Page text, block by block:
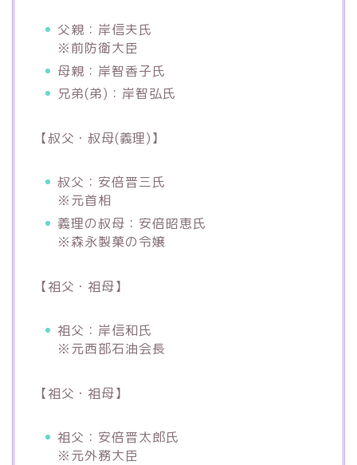
父親：岸信夫氏
※前防衛大臣
母親：岸智香子氏
兄弟(弟)：岸智弘氏
【叔父・叔母(義理)】
叔父：安倍晋三氏
※元首相
義理の叔母：安倍昭恵氏
※森永製菓の令嬢
【祖父・祖母】
祖父：岸信和氏
※元西部石油会長
【祖父・祖母】
祖父：安倍晋太郎氏
※元外務大臣